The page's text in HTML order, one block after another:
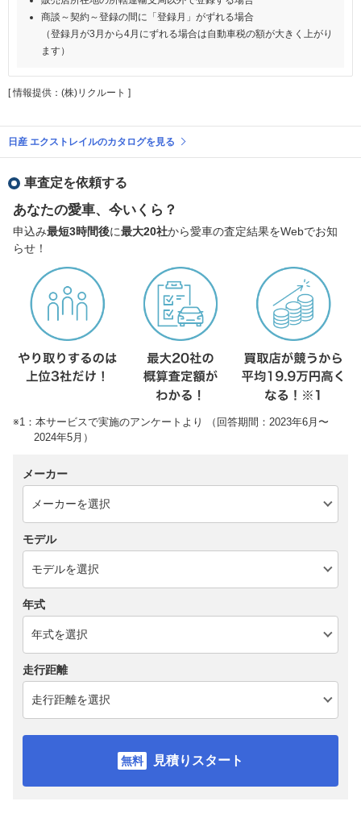
商談～契約～登録の間に「登録月」がずれる場合
（登録月が3月から4月にずれる場合は自動車税の額が大きく上がり
ます）
[ 情報提供：(株)リクルート ]
日産 エクストレイルのカタログを見る
車査定を依頼する
あなたの愛車、今いくら？
申込み最短3時間後に最大20社から愛車の査定結果をWebでお知
らせ！
※1：本サービスで実施のアンケートより （回答期間：2023年6月〜
2024年5月）
メーカー
モデル
年式
走行距離
見積りスタート